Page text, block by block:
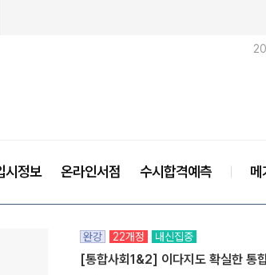
시정보 온라인서점 수시합격예측 메
완강 22개정 내신집중
[통합사회1&2] 이다지도 확실한 통